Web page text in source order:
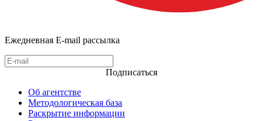
Ежедневная E-mail рассылка
Подписаться
Об агентстве
Методологическая база
Раскрытие информации